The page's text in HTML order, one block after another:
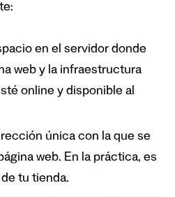
en el servidor donde
web y la infraestructura
online y disponible al
única con la que se
web. En la práctica, es
tu tienda.